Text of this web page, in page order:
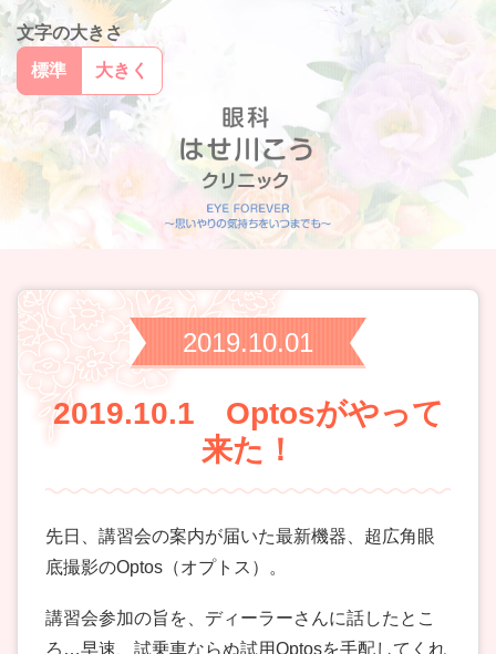
文字の大きさ
標準
大きく
2019.10.01
2019.10.1 Optosがやって
来た！
先日、講習会の案内が届いた最新機器、超広角眼
底撮影のOptos（オプトス）。
講習会参加の旨を、ディーラーさんに話したとこ
ろ…早速、試乗車ならぬ試用Optosを手配してくれ